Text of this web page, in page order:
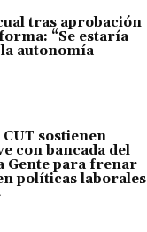
tras aprobación
“Se estaría
autonomía
CUT sostienen
con bancada del
Gente para frenar
políticas laborales